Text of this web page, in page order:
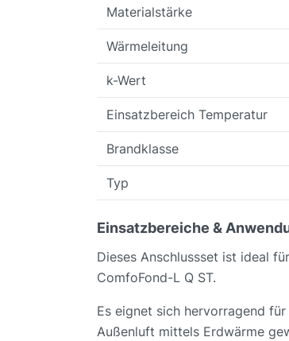
Materialstärke
Wärmeleitung
k-Wert
Einsatzbereich Temperatur
Brandklasse
Typ
Einsatzbereiche &
Dieses Anschlussset ist ideal
ComfoFond-L Q ST.
Es eignet sich hervorragend
Außenluft mittels Erdwärme